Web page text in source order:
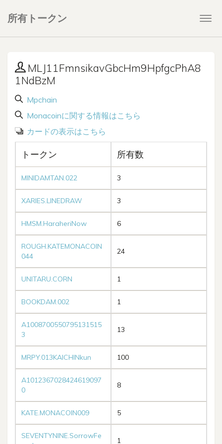
所有トークン
MLJ11FmnsikavGbcHm9HpfgcPhA8
1NdBzM
Mpchain
Monacoinに関する情報はこちら
カードの表示はこちら
トークン 所有数
MINIDAMTAN.022 3
XARIES.LINEDRAW 3
HMSM.HaraheriNow 6
ROUGH.KATEMONACOIN
044
24
UNITARU.CORN 1
BOOKDAM.002 1
A1008700550795131515
3
13
MRPY.013KAICHINkun 100
A1012367028424619097
0
8
KATE.MONACOIN009 5
SEVENTYNINE.SorrowFe
1